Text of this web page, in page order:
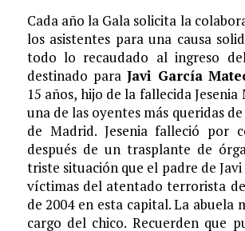
Cada año la Gala solicita la
los asistentes para una causa
todo lo recaudado al ingreso
destinado para Javi García
15 años, hijo de la fallecida Jesenia
una de las oyentes más queridas
de Madrid. Jesenia falleció por
después de un trasplante de
triste situación que el padre de
víctimas del atentado terrorista
de 2004 en esta capital. La abuela
cargo del chico. Recuerden que